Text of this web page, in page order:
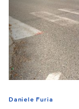
Daniele Furia